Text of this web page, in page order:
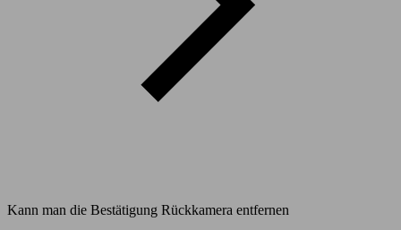
Kann man die Bestätigung Rückkamera entfernen